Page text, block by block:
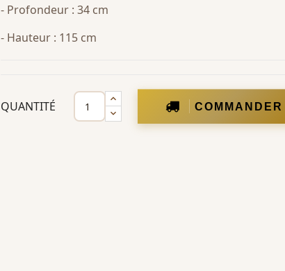
- Profondeur : 34 cm
- Hauteur : 115 cm
QUANTITÉ COMMANDER